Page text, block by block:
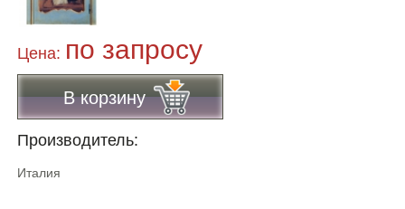
Цена: по запросу
В корзину
Производитель:
Италия